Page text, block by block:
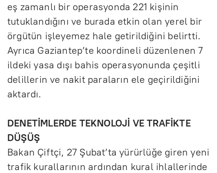
eş zamanlı bir operasyonda 221 kişinin
tutuklandığını ve burada etkin olan yerel bir
örgütün işleyemez hale getirildiğini belirtti.
Ayrıca Gaziantep’te koordineli düzenlenen 7
ildeki yasa dışı bahis operasyonunda çeşitli
delillerin ve nakit paraların ele geçirildiğini
aktardı.
DENETİMLERDE TEKNOLOJİ VE TRAFİKTE
DÜŞÜŞ
Bakan Çiftçi, 27 Şubat’ta yürürlüğe giren yeni
trafik kurallarının ardından kural ihlallerinde